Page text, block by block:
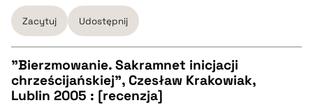
pobierz cytat
Zacytuj Udostępnij
CZYSTY TEKST
"Bierzmowanie. Sakramnet inicjacji
chrześcijańskiej", Czesław Krakowiak,
Lublin 2005 : [recenzja]